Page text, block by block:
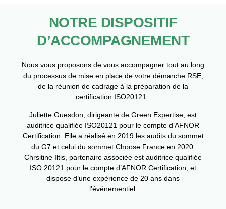
NOTRE DISPOSITIF
D’ACCOMPAGNEMENT
Nous vous proposons de vous accompagner tout au long
du processus de mise en place de votre démarche RSE,
de la réunion de cadrage à la préparation de la
certification ISO20121.
Juliette Guesdon, dirigeante de Green Expertise, est
auditrice qualifiée ISO20121 pour le compte d’AFNOR
Certification. Elle a réalisé en 2019 les audits du sommet
du G7 et celui du sommet Choose France en 2020.
Chrsitine Iltis, partenaire associée est auditrice qualifiée
ISO 20121 pour le compte d’AFNOR Certification, et
dispose d’une expérience de 20 ans dans
l’événementiel.